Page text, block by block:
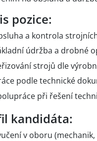
pozice:
a kontrola
údržba a drobné
strojů dle
podle technické
při řešení
kandidáta:
v oboru